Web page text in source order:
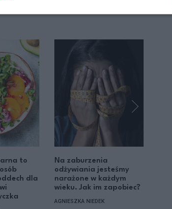
to
dla
Na zaburzenia
odżywiania jesteśmy
narażone w każdym
wieku. Jak im zapobiec?
AGNIESZKA NIEDEK